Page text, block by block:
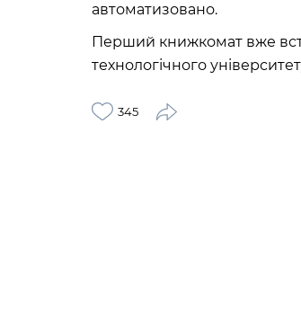
автоматизовано.
Перший книжкомат вже
технологічного
345